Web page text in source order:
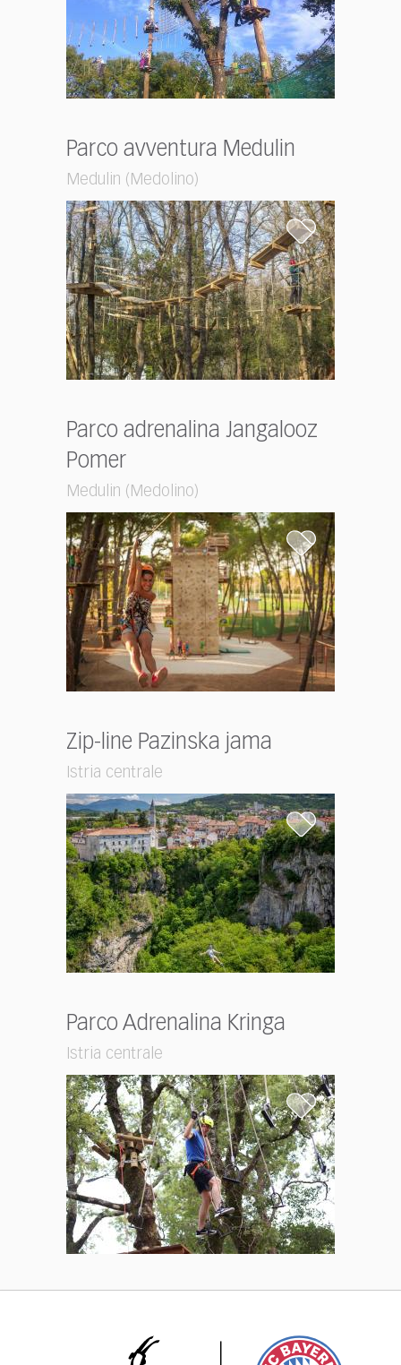
Parco avventura Medulin
Medulin (Medolino)
Parco adrenalina Jangalooz
Pomer
Medulin (Medolino)
Zip-line Pazinska jama
Istria centrale
Parco Adrenalina Kringa
Istria centrale